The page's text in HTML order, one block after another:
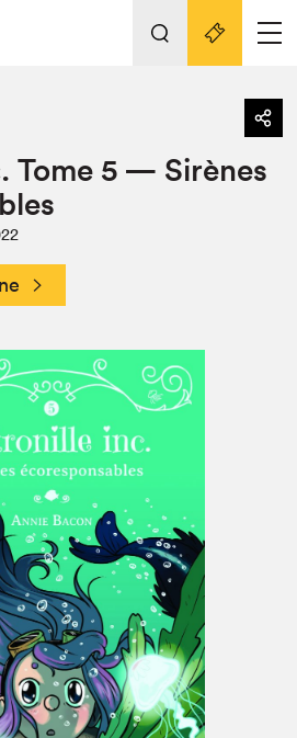
Nos activités
2022
Tome 5 — Sirènes